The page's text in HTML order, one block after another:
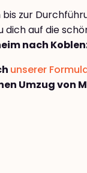
zur
dich auf die
nach
unserer
Umzug von